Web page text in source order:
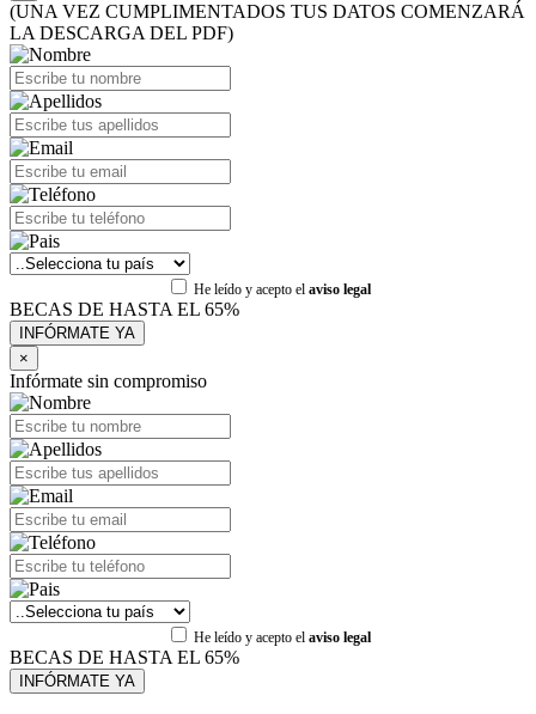
(UNA VEZ CUMPLIMENTADOS TUS DATOS COMENZARÁ
LA DESCARGA DEL PDF)
He leído y acepto el aviso legal
BECAS DE HASTA EL 65%
×
Infórmate sin compromiso
He leído y acepto el aviso legal
BECAS DE HASTA EL 65%